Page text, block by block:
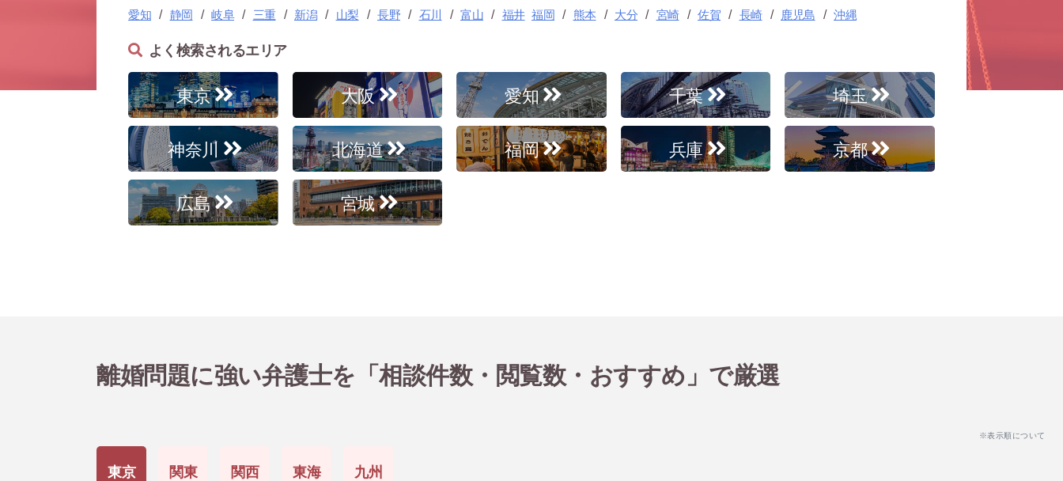
愛知 静岡 岐阜 三重 新潟 山梨 長野 石川 富山 福井 福岡 熊本 大分 宮崎 佐賀 長崎 鹿児島 沖縄
よく検索されるエリア
東京 大阪 愛知 千葉 埼玉
神奈川 北海道 福岡 兵庫 京都
広島 宮城
離婚問題に強い弁護士を「相談件数・閲覧数・おすすめ」で厳選
※表示順について
東京 関東 関西 東海 九州